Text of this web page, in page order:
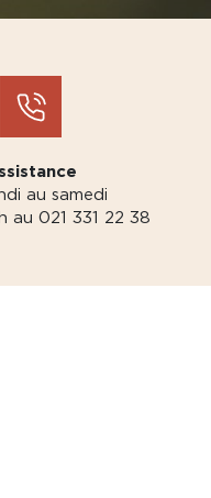
au samedi
au 021 331 22 38